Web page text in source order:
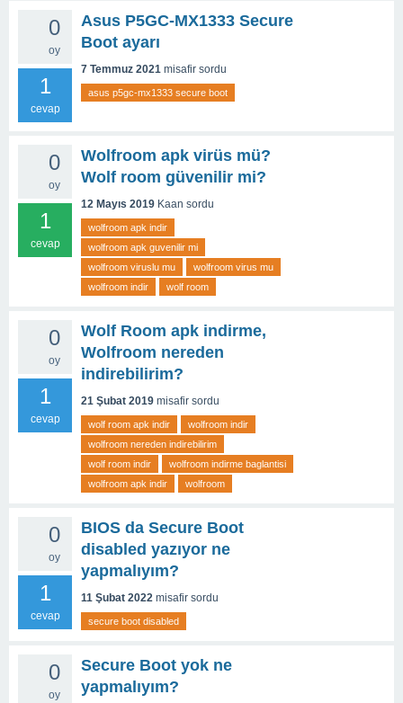
0
oy
1
cevap
Asus P5GC-MX1333 Secure
Boot ayarı
7 Temmuz 2021 misafir sordu
asus p5gc-mx1333 secure boot
0
oy
1
cevap
Wolfroom apk virüs mü?
Wolf room güvenilir mi?
12 Mayıs 2019 Kaan sordu
wolfroom apk indir
wolfroom apk guvenilir mi
wolfroom viruslu mu
wolfroom virus mu
wolfroom indir
wolf room
0
oy
1
cevap
Wolf Room apk indirme,
Wolfroom nereden
indirebilirim?
21 Şubat 2019 misafir sordu
wolf room apk indir
wolfroom indir
wolfroom nereden indirebilirim
wolf room indir
wolfroom indirme baglantisi
wolfroom apk indir
wolfroom
0
oy
1
cevap
BIOS da Secure Boot
disabled yazıyor ne
yapmalıyım?
11 Şubat 2022 misafir sordu
secure boot disabled
0
oy
Secure Boot yok ne
yapmalıyım?